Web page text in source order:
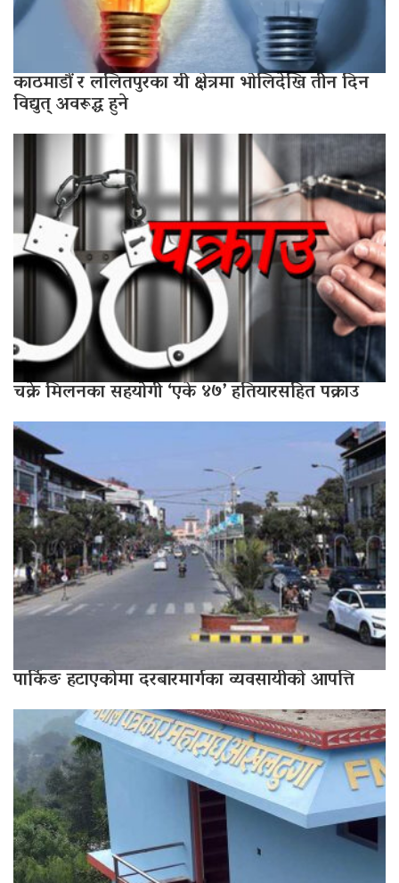
काठमाडौं र ललितपुरका यी क्षेत्रमा भोलिदेखि तीन दिन
विद्युत् अवरूद्ध हुने
चक्रे मिलनका सहयोगी ‘एके ४७’ हतियारसहित पक्राउ
पार्किङ हटाएकोमा दरबारमार्गका व्यवसायीको आपत्ति